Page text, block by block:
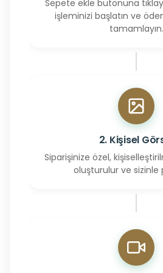
Sepete ekle butonuna
işleminizi başlatın ve
tamamlayın.
2. Kişisel
Siparişinize özel,
oluşturulur ve sizinle